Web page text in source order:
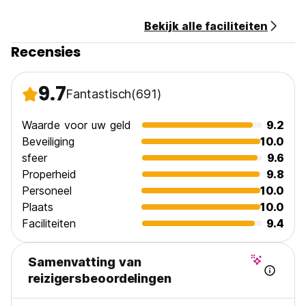
Bekijk alle faciliteiten
Recensies
9.7Fantastisch(691)
Waarde voor uw geld
9.2
Beveiliging
10.0
sfeer
9.6
Properheid
9.8
Personeel
10.0
Plaats
10.0
Faciliteiten
9.4
Samenvatting van
reizigersbeoordelingen